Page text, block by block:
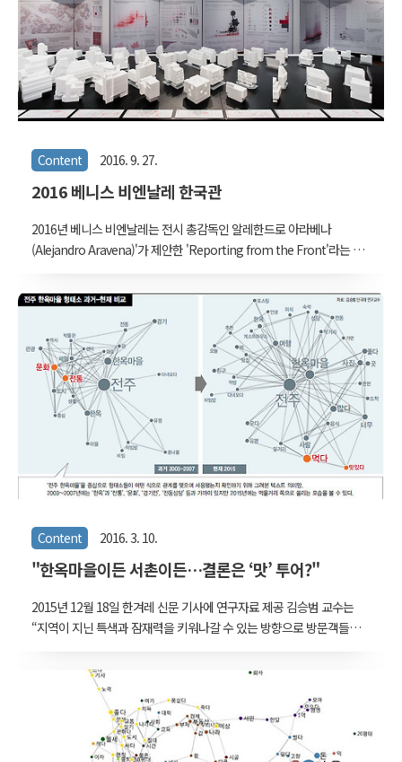
Content 2016. 9. 27.
2016 베니스 비엔날레 한국관
2016년 베니스 비엔날레는 전시 총감독인 알레한드로 아라베나
(Alejandro Aravena)'가 제안한 'Reporting from the Front'라는 주
아르세날레의 주제관과 자르디니의 국가관으로 이루어지는데, 국가관
중 한국관은 한국문화예술위원회가 커미셔너를, 서울시립대 김성홍 교
수가 총 감독 및 큐레이터를 맡아 'FAR Game : constraints sparking
creativity (용적률 게임: 창의성을 촉발하는 제약)'라는 주제로 기획되
었다. VW LAB 소장 김승범은 5명의 부 큐레이터(associate curator)
중 한 명으로서 전시에 참여하였고, 건축물대장 데이터를 중심으로 서
울의 현재를 분석적으로 시각..
Content 2016. 3. 10.
"한옥마을이든 서촌이든…결론은 ‘맛’ 투어?"
2015년 12월 18일 한겨레 신문 기사에 연구자료 제공 김승범 교수는
“지역이 지닌 특색과 잠재력을 키워나갈 수 있는 방향으로 방문객들의
마을은 무엇인가 경험을 하고 돌아가야만 하는 방문객들을 수용하기엔
이미 포화돼 빠르게 소비할 수 있는 길거리음식 쪽이 자연스럽게 발달
한 것 같다. 인접한 동네의 동반성장을 통해 방문객을 분산시킬 수 있
는 정책이 동시에 마련돼야 지속가능한 성장이 가능하다”고 말했다."
한겨레 기사 링크 :